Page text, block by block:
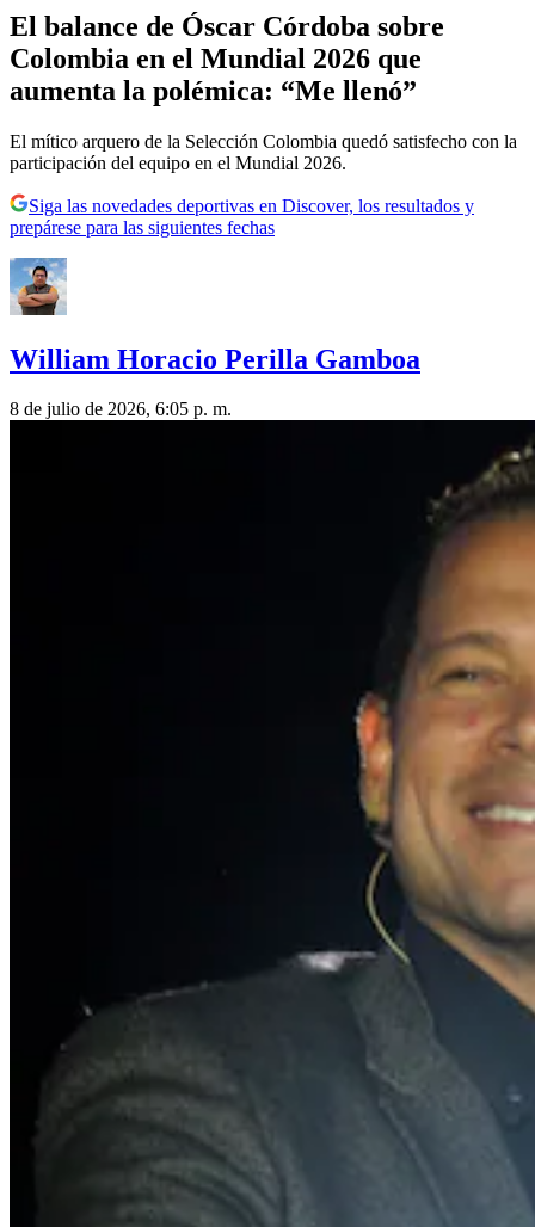
El balance de Óscar Córdoba sobre
Colombia en el Mundial 2026 que
aumenta la polémica: “Me llenó”
El mítico arquero de la Selección Colombia quedó satisfecho con la
participación del equipo en el Mundial 2026.
Siga las novedades deportivas en Discover, los resultados y
prepárese para las siguientes fechas
William Horacio Perilla Gamboa
8 de julio de 2026, 6:05 p. m.